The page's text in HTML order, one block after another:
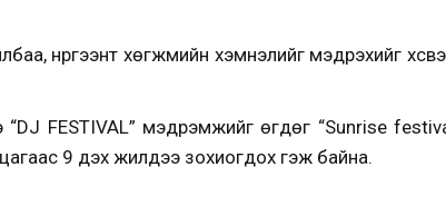
нүргээнт хөгжмийн хэмнэлийг мэдрэхийг
FESTIVAL” мэдрэмжийг өгдөг “Sunrise
9 дэх жилдээ зохиогдох гэж байна.